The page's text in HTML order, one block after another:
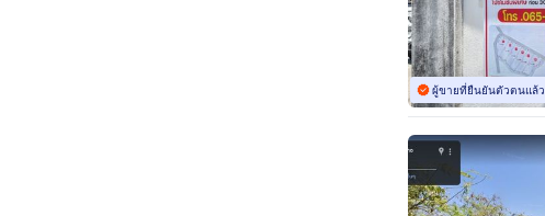
ผู้ขายที่ยืนยันตัวตนแล้ว